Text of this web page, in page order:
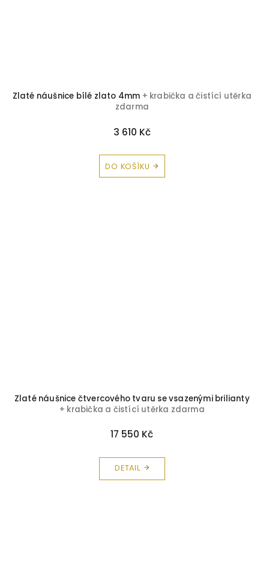
Zlaté náušnice bílé zlato 4mm + krabička a čistící utěrka
zdarma
3 610 Kč
DO KOŠÍKU
Zlaté náušnice čtvercového tvaru se vsazenými brilianty
+ krabička a čistící utěrka zdarma
17 550 Kč
DETAIL